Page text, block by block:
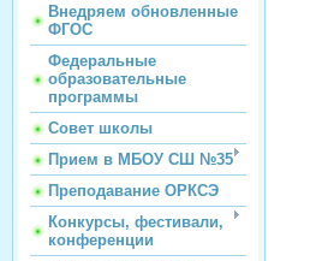
Внедряем обновленные
ФГОС
Федеральные
образовательные
программы
Совет школы
Прием в МБОУ СШ №35
Преподавание ОРКСЭ
Конкурсы, фестивали,
конференции